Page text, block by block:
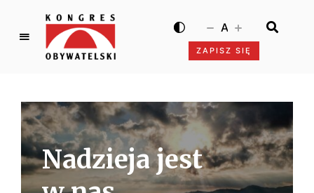
K
n
g
r
e
s
O
ZAPISZ SIĘ
A
Nadzieja jest